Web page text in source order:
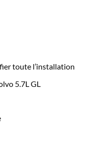
toute l’installation
5.7L GL